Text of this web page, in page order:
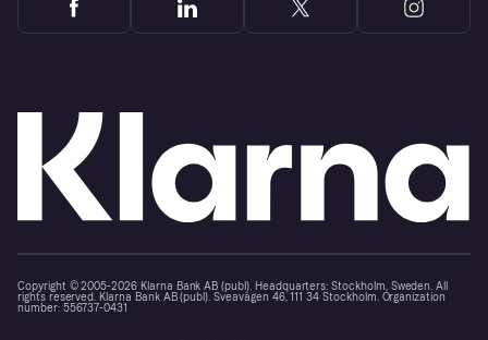
Copyright © 2005-2026 Klarna Bank AB (publ). Headquarters: Stockholm, Sweden. All
rights reserved. Klarna Bank AB (publ). Sveavägen 46, 111 34 Stockholm. Organization
number: 556737-0431